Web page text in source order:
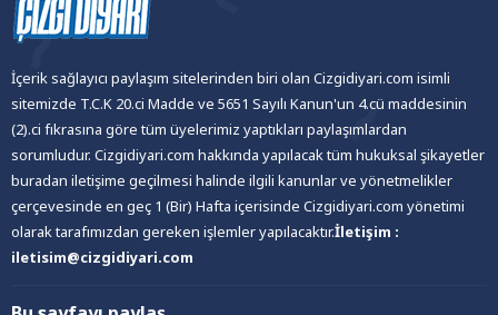
İçerik sağlayıcı paylaşım sitelerinden biri olan Cizgidiyari.com isimli
sitemizde T.C.K 20.ci Madde ve 5651 Sayılı Kanun'un 4.cü maddesinin
(2).ci fıkrasına göre tüm üyelerimiz yaptıkları paylaşımlardan
sorumludur. Cizgidiyari.com hakkında yapılacak tüm hukuksal şikayetler
buradan iletişime geçilmesi halinde ilgili kanunlar ve yönetmelikler
çerçevesinde en geç 1 (Bir) Hafta içerisinde Cizgidiyari.com yönetimi
olarak tarafımızdan gereken işlemler yapılacaktır.İletişim :
iletisim@cizgidiyari.com